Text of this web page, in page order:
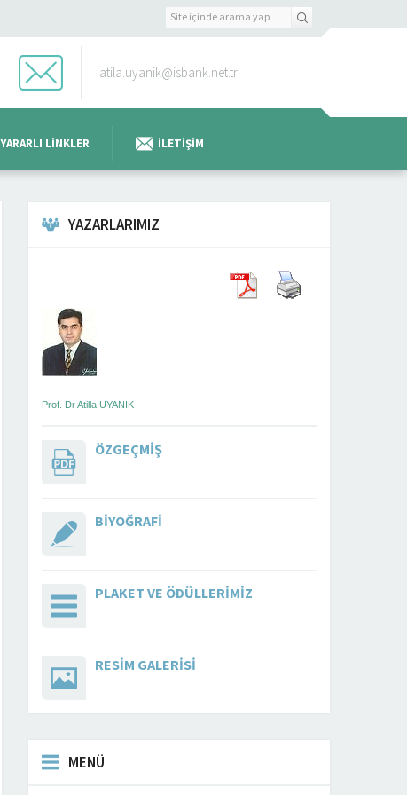
atila.uyanik@isbank.net.tr
YARARLI LINKLER İLETIŞIM
YAZARLARIMIZ
Prof. Dr Atilla UYANIK
ÖZGEÇMIŞ
BIYOĞRAFI
PLAKET VE ÖDÜLLERIMIZ
RESIM GALERISI
MENÜ